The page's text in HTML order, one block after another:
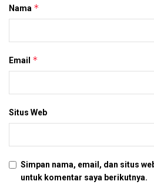
Nama *
Email *
Situs Web
Simpan nama, email, dan situs
untuk komentar saya berikutnya.